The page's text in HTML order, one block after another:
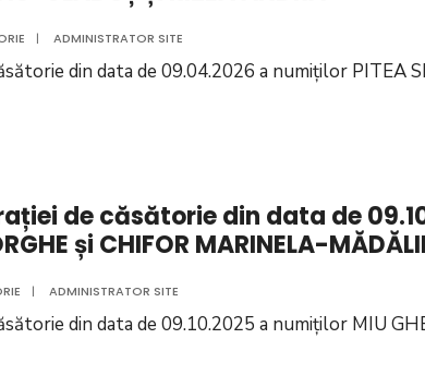
| ADMINISTRATOR SITE
din data de 09.04.2026 a numiților PITEA
de căsătorie din data de
și CHIFOR MARINELA-
| ADMINISTRATOR SITE
din data de 09.10.2025 a numiților MIU